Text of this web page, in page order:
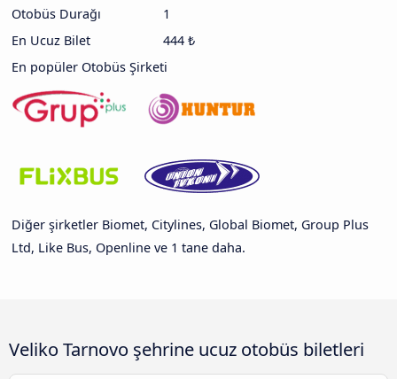
Otobüs Durağı
1
En Ucuz Bilet
444 ₺
En popüler Otobüs Şirketi
Diğer şirketler Biomet, Citylines, Global Biomet, Group Plus
Ltd, Like Bus, Openline ve 1 tane daha.
Veliko Tarnovo şehrine ucuz otobüs biletleri